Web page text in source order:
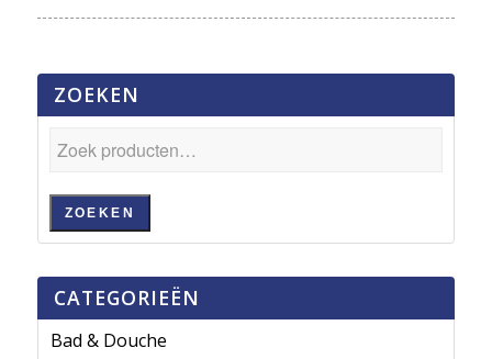
ZOEKEN
ZOEKEN
CATEGORIEËN
Bad & Douche